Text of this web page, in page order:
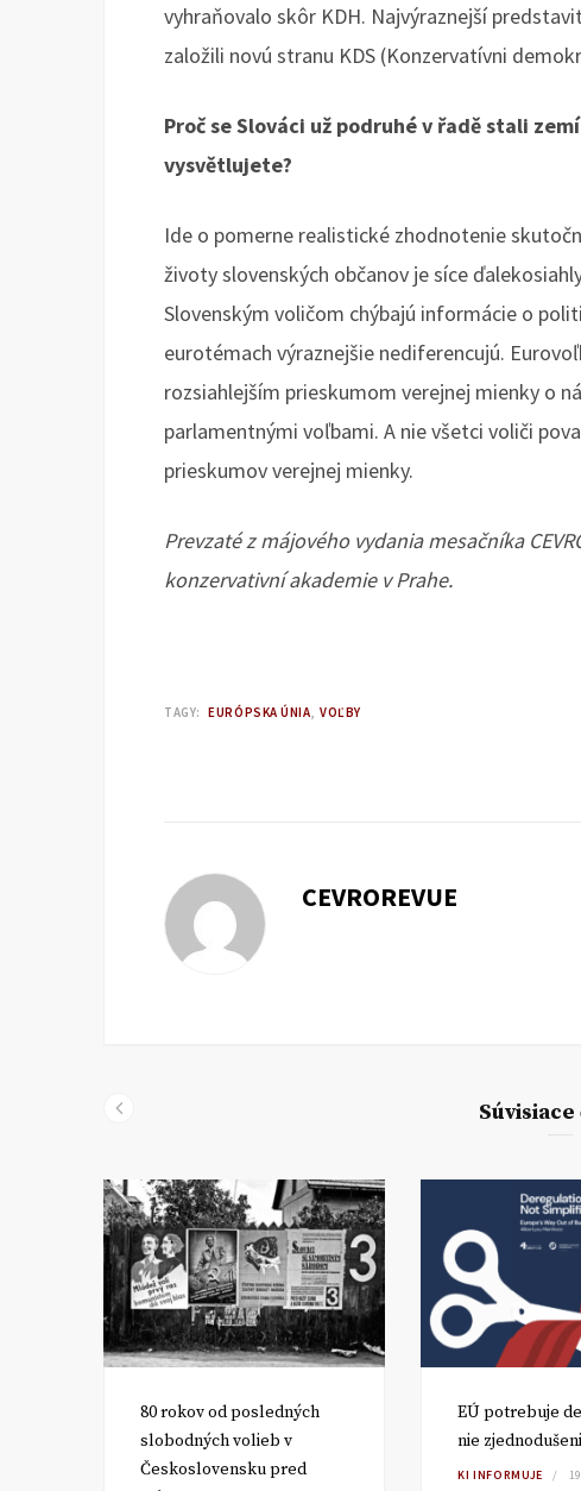
vyhraňovalo skôr KDH. Najvýraznejší
založili novú stranu KDS (Konzervatívni
Proč se Slováci už podruhé v řadě stali
vysvětlujete?
Ide o pomerne realistické zhodnotenie
životy slovenských občanov je síce
Slovenským voličom chýbajú informácie o
eurotémach výraznejšie nediferencujú.
rozsiahlejším prieskumom verejnej mienky o
parlamentnými voľbami. A nie všetci voliči
prieskumov verejnej mienky.
Prevzaté z májového vydania mesačníka
konzervativní akademie v Prahe.
TAGY: EURÓPSKA ÚNIA VOĽBY
CEVROREVUE
Súvisiace
80 rokov od posledných
slobodných volieb v
Československu pred
EÚ potrebuje
nie
KI INFORMUJE